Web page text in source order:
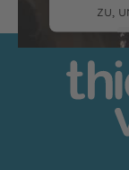
zu,